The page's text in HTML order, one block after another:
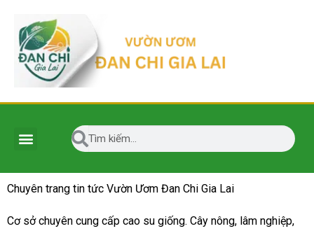
Chuyên trang tin tức Vườn Ươm Đan Chi Gia Lai
Cơ sở chuyên cung cấp cao su giống. Cây nông, lâm nghiệp,